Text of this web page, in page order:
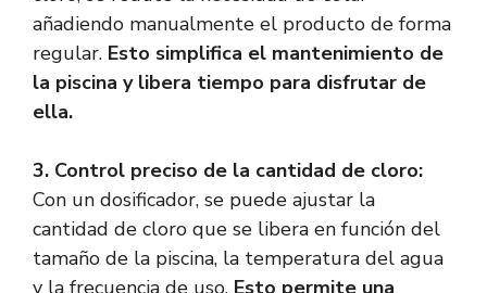
añadiendo manualmente el producto de forma
regular. Esto simplifica el mantenimiento de
la piscina y libera tiempo para disfrutar de
ella.
3. Control preciso de la cantidad de cloro:
Con un dosificador, se puede ajustar la
cantidad de cloro que se libera en función del
tamaño de la piscina, la temperatura del agua